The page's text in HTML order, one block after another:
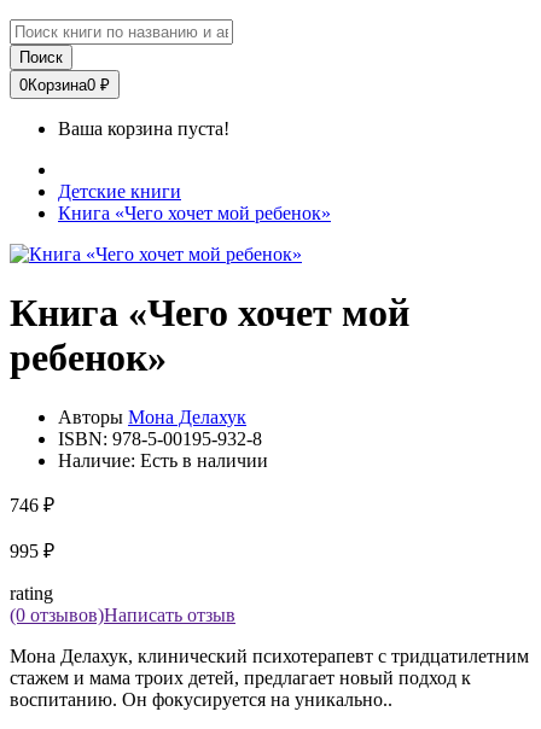
Поиск
0Корзина0 ₽
Ваша корзина пуста!
Детские книги
Книга «Чего хочет мой ребенок»
Книга «Чего хочет мой
ребенок»
Авторы Мона Делахук
ISBN: 978-5-00195-932-8
Наличие: Есть в наличии
746 ₽
995 ₽
rating
(0 отзывов)Написать отзыв
Мона Делахук, клинический психотерапевт с тридцатилетним
стажем и мама троих детей, предлагает новый подход к
воспитанию. Он фокусируется на уникально..